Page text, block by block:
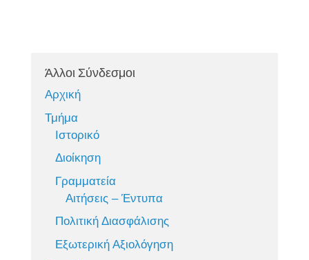
Άλλοι Σύνδεσμοι
Αρχική
Τμήμα
Ιστορικό
Διοίκηση
Γραμματεία
Αιτήσεις – Έντυπα
Πολιτική Διασφάλισης
Εξωτερική Αξιολόγηση